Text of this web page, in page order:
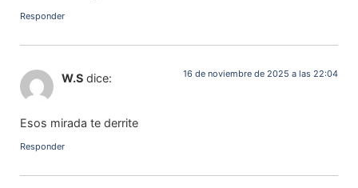
Responder
W.S dice: 16 de noviembre de 2025 a las 22:04
Esos mirada te derrite
Responder